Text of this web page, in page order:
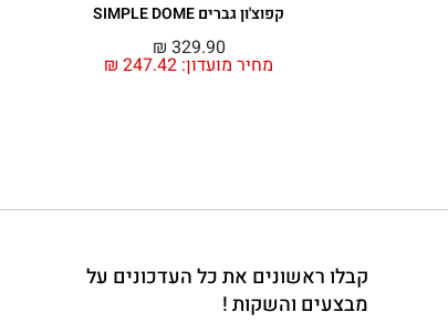
קפוצ'ון גברים SIMPLE DOME
מחיר מועדון: ₪ 247.42
₪ 329.90
קבלו ראשונים את כל העדכונים על
מבצעים והשקות !